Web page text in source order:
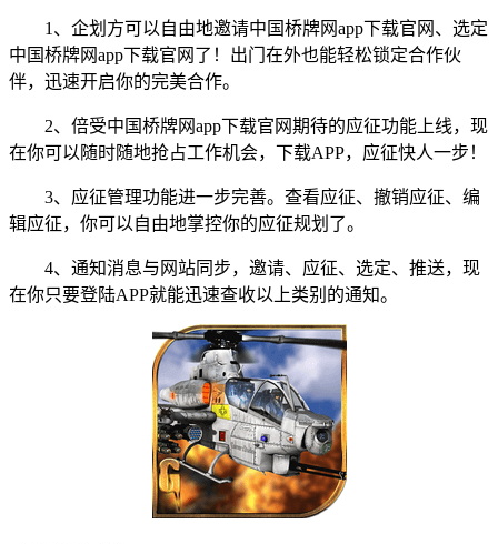
1、企划方可以自由地邀请中国桥牌网app下载官网、选定
中国桥牌网app下载官网了！出门在外也能轻松锁定合作伙
伴，迅速开启你的完美合作。
2、倍受中国桥牌网app下载官网期待的应征功能上线，现
在你可以随时随地抢占工作机会，下载APP，应征快人一步！
3、应征管理功能进一步完善。查看应征、撤销应征、编
辑应征，你可以自由地掌控你的应征规划了。
4、通知消息与网站同步，邀请、应征、选定、推送，现
在你只要登陆APP就能迅速查收以上类别的通知。